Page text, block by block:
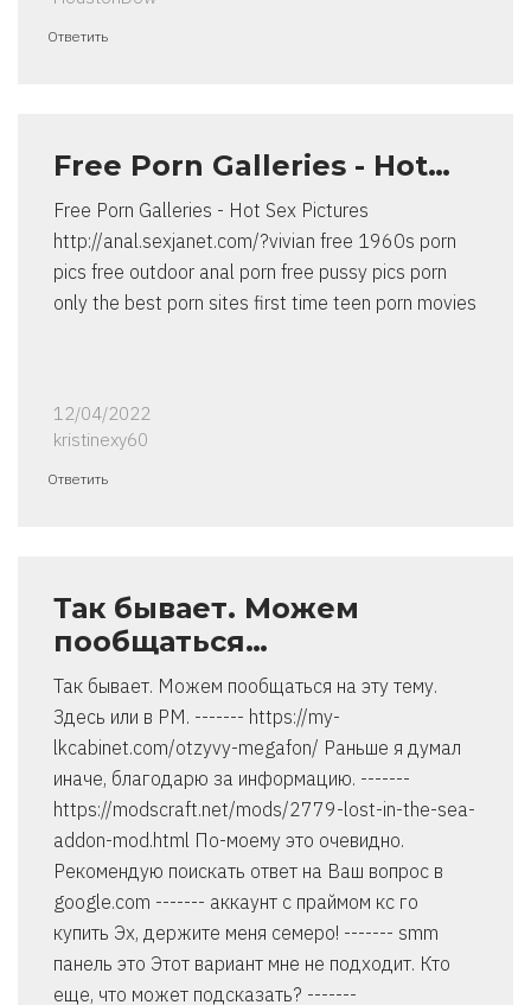
Ответить
Free Porn Galleries - Hot…
Free Porn Galleries - Hot Sex Pictures
http://anal.sexjanet.com/?vivian free 1960s porn
pics free outdoor anal porn free pussy pics porn
only the best porn sites first time teen porn movies
12/04/2022
kristinexy60
Ответить
Так бывает. Можем
пообщаться…
Так бывает. Можем пообщаться на эту тему.
Здесь или в PM. ------- https://my-
lkcabinet.com/otzyvy-megafon/ Раньше я думал
иначе, благодарю за информацию. -------
https://modscraft.net/mods/2779-lost-in-the-sea-
addon-mod.html По-моему это очевидно.
Рекомендую поискать ответ на Ваш вопрос в
google.com ------- аккаунт с праймом кс го
купить Эх, держите меня семеро! ------- smm
панель это Этот вариант мне не подходит. Кто
еще, что может подсказать? -------